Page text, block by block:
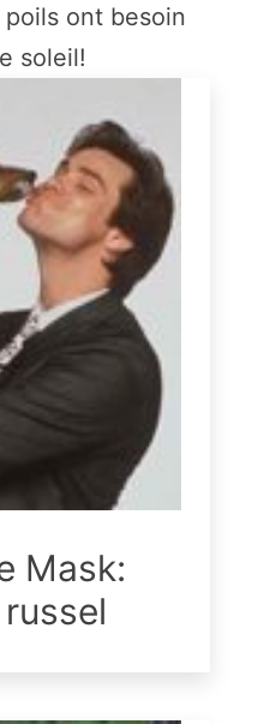
ont besoin
soleil!
Mask: